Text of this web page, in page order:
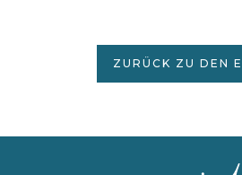
ZURÜCK ZU DEN